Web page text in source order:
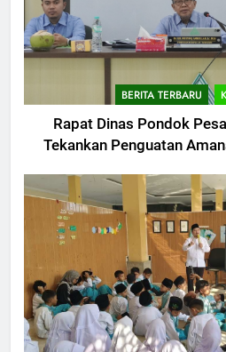
BERITA TERBARU
Rapat Dinas Pondok
Tekankan Penguatan